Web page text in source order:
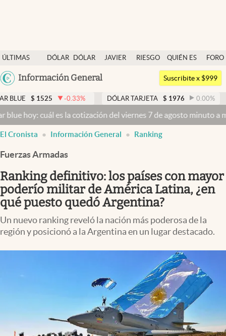
ÚLTIMAS
NOTICIAS
DÓLAR
DÓLAR
JAVIER
RIESGO
QUIÉN ES
QUIÉN
FORO
Argentina
México
Información General
Dólar
Members
Economía y Política
Finanzas y Mercados
Mercados Online
Negocios
Columnistas
Otras secciones
Apertura
Infotechnology
Clase
Suscribite x $999
-0.33% DÓLAR TARJETA $ 1976 0.00% DÓLAR
es la cotización del viernes 7 de agosto minuto a minutoDólar
El Cronista Información General Ranking
Fuerzas Armadas
Ranking definitivo: los países con mayor
poderío militar de América Latina, ¿en
qué puesto quedó Argentina?
Un nuevo ranking reveló la nación más poderosa de la
región y posicionó a la Argentina en un lugar destacado.